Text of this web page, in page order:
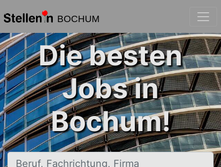
BOCHUM
Die besten
Jobs in
Bochum!
Beruf, Fachrichtung, Firma